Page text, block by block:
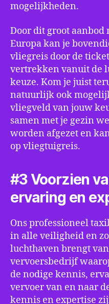
mogelijkheden.
Door dit groot
Europa kan je
vliegreis door de
vertrekken vanuit de
keuze. Kom je juist
natuurlijk ook
vliegveld van jouw
samen met je gezin
worden afgezet en
op vliegtuigreis.
#3 Voorzien
ervaring en
Ons professioneel
in alle veiligheid en
luchthaven brengt
vervoersbedrijf
de nodige kennis,
vervoer van en naar
kennis en expertise